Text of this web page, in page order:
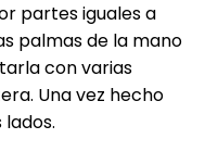
partes iguales a
palmas de la mano
con varias
Una vez hecho